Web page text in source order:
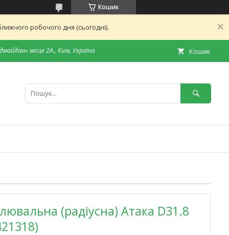
Кошик
робочого дня (сьогодні).
місце 2А., Київ, Україна Кошик
(радіусна) Атака D31.8